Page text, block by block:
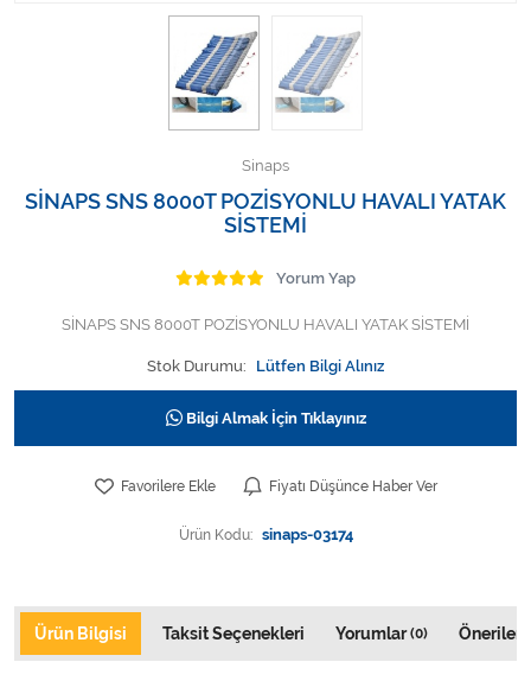
Sinaps
SİNAPS SNS 8000T POZİSYONLU HAVALI YATAK
SİSTEMİ
Yorum Yap
SİNAPS SNS 8000T POZİSYONLU HAVALI YATAK SİSTEMİ
Stok Durumu: Lütfen Bilgi Alınız
Bilgi Almak İçin Tıklayınız
Favorilere Ekle Fiyatı Düşünce Haber Ver
Ürün Kodu: sinaps-03174
Ürün Bilgisi Taksit Seçenekleri Yorumlar(0)